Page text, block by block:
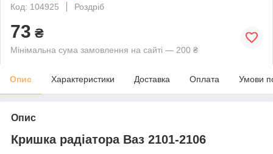
Код: 104925
Роздріб
73 ₴
Мінімальна сума замовлення на сайті — 200 ₴
Опис Характеристики Доставка Оплата Умови
Опис
Кришка радіатора Ваз 2101-2106